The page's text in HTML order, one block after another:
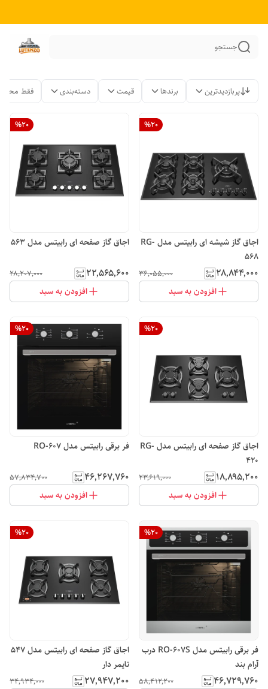
جستجو
پربازدیدترین برندها قیمت دسته‌بندی فقط
%20
اجاق گاز شیشه ای رابیتس مدل RG-
568
۲۸٬۸۴۴٬۰۰۰ ۳۶٬۰۵۵٬۰۰۰
افزودن به سبد
%20
اجاق گاز صفحه ای رابیتس مدل 563
۲۲٬۵۶۵٬۶۰۰ ۲۸٬۲۰۷٬۰۰۰
افزودن به سبد
%20
اجاق گاز صفحه ای رابیتس مدل RG-
420
۱۸٬۸۹۵٬۲۰۰ ۲۳٬۶۱۹٬۰۰۰
افزودن به سبد
%20
فر برقی رابیتس مدل RO-607
۴۶٬۲۶۷٬۷۶۰ ۵۷٬۸۳۴٬۷۰۰
افزودن به سبد
%20
فر برقی رابیتس مدل RO-607S درب
آرام بند
۴۶٬۷۲۹٬۷۶۰ ۵۸٬۴۱۲٬۲۰۰
%20
اجاق گاز صفحه ای رابیتس مدل 547
تایمر دار
۲۷٬۹۴۷٬۲۰۰ ۳۴٬۹۳۴٬۰۰۰